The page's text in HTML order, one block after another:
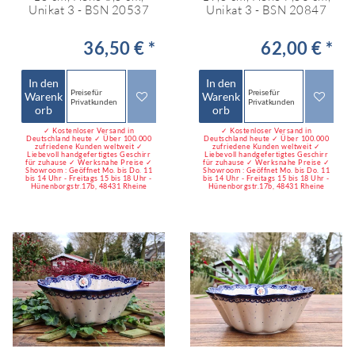
Unikat 3 - BSN 20537
36,50 € *
In den
Warenk
orb
Preise für
Privatkunden
✓ Kostenloser Versand in
Deutschland heute ✓ Über 100.000
zufriedene Kunden weltweit ✓
Liebevoll handgefertigtes Geschirr
für zuhause ✓ Werksnahe Preise ✓
Showroom : Geöffnet Mo. bis Do. 11
bis 14 Uhr - Freitags 15 bis 18 Uhr -
Hünenborgstr.17b, 48431 Rheine
Unikat 3 - BSN 20847
62,00 € *
In den
Warenk
orb
Preise für
Privatkunden
✓ Kostenloser Versand in
Deutschland heute ✓ Über 100.000
zufriedene Kunden weltweit ✓
Liebevoll handgefertigtes Geschirr
für zuhause ✓ Werksnahe Preise ✓
Showroom : Geöffnet Mo. bis Do. 11
bis 14 Uhr - Freitags 15 bis 18 Uhr -
Hünenborgstr.17b, 48431 Rheine